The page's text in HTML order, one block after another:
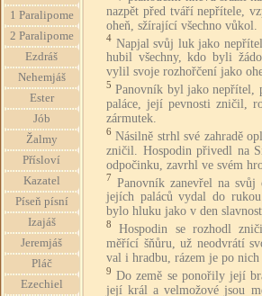
1 Paralipome
2 Paralipome
Ezdráš
Nehemjáš
Ester
Jób
Žalmy
Přísloví
Kazatel
Píseň písní
Izajáš
Jeremjáš
Pláč
Ezechiel
nazpět před tváří nepřítele,
oheň, sžírající všechno vůkol.
4 Napjal svůj luk jako
hubil všechny, kdo byli
vylil svoje rozhořčení jako
5 Panovník byl jako nepřítel,
paláce, její pevnosti zničil,
zármutek.
6 Násilně strhl své zahradě
zničil. Hospodin přivedl na
odpočinku, zavrhl ve svém
7 Panovník zanevřel na
jejích paláců vydal do
bylo hluku jako v den
8
Hospodin se rozhodl
měřící šňůru, už neodvrátí
val i hradbu, rázem je po nich
9 Do země se ponořily její
její král a velmožové jsou